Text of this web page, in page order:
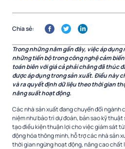
Chia sẻ:
Trong những năm gần đây, việc áp dụng
những tiến bộ trong công nghệ cảm
toán biên với giá cả phải chăng đã thúc
được áp dụng trong sản xuất. Điều này
và ra quyết định dữ liệu theo thời gian
năng suất hoạt động.
Các nhà sản xuất đang chuyển đổi ngành
niệm như bảo trì dự đoán, bản sao kỹ thuật
tạo điều kiện thuận lợi cho việc giám sát
động hóa thông minh, hỗ trợ các nhà sản
thời gian ngừng hoạt động, nâng cao chất